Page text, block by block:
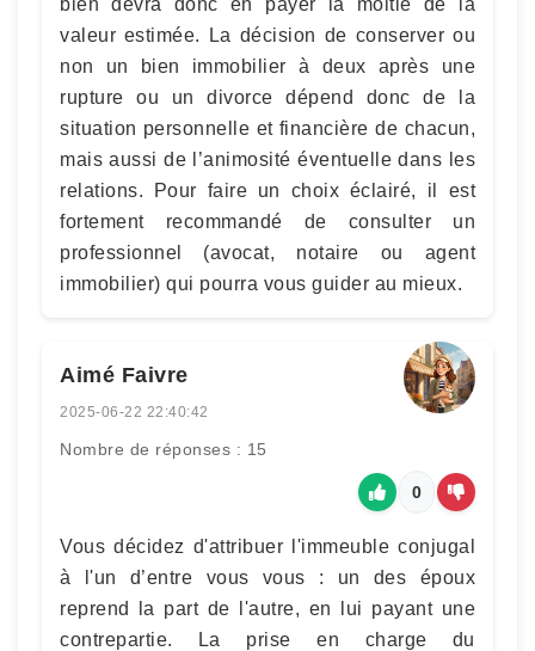
bien devra donc en payer la moitié de la
valeur estimée. La décision de conserver ou
non un bien immobilier à deux après une
rupture ou un divorce dépend donc de la
situation personnelle et financière de chacun,
mais aussi de l’animosité éventuelle dans les
relations. Pour faire un choix éclairé, il est
fortement recommandé de consulter un
professionnel (avocat, notaire ou agent
immobilier) qui pourra vous guider au mieux.
Aimé Faivre
2025-06-22 22:40:42
Nombre de réponses : 15
0
Vous décidez d'attribuer l'immeuble conjugal
à l'un d’entre vous vous : un des époux
reprend la part de l'autre, en lui payant une
contrepartie. La prise en charge du